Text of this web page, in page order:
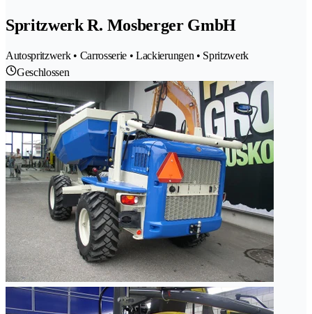
Spritzwerk R. Mosberger GmbH
Autospritzwerk • Carrosserie • Lackierungen • Spritzwerk
Geschlossen